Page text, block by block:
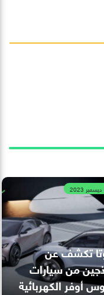
تكشف عن
من سيارات
أوفر الكهربائية